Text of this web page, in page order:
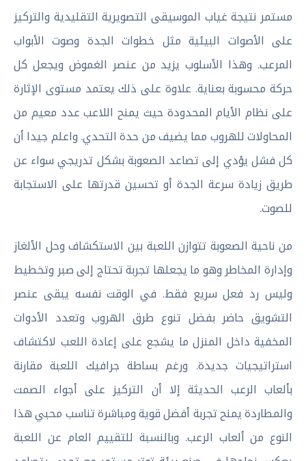
مستمر نتيجة غياب الموسيقى التصويرية التقليدية والتركيز
على الأصوات البيئية مثل خطوات الجدة وصوت الأبواب
المرعب. وهذا الأسلوب يزيد من عنصر الغموض ويجعل كل
حركة محسوبة بعناية. علاوة على ذلك يعتمد مستوى الإثارة
على نظام الأيام المحدودة حيث يمنح اللاعب عدد معيم من
المحاولات للهروب مما يضيف من حدة التحدي. واعلم جيدا أن
كل فشل يؤدي إلى تصاعد الصعوبة بشكل تدريجي سواء عن
طريق زيادة سرعة الجدة أو تحسين قدرتها على الاستجابة
للصوت.
من ناحية الصعوبة تتوازن اللعبة بين الاستكشاف وحل الألغاز
وإدارة المخاطر وهو ما يجعلها تجربة تحتاج إلى صبر وتخطيط
وليس رد فعل سريع فقط. في الوقت نفسه يبقى عنصر
التشويق حاضر بفضل تنوع طرق الهروب وتعدد الأدوات
المخفية داخل المنزل ما يشجع على إعادة اللعب لاكتشاف
استراتيجيات جديدة. ورغم بساطة جرافيك اللعبة مقارنة
بألعاب الرعب الحديثة إلا أن التركيز على أجواء الصمت
والمطاردة يمنح تجربة أفضل قوية ومباشرة تناسب محبي هذا
النوع من ألعاب الرعب. وبالنسبة للتقييم العام عن اللعبة